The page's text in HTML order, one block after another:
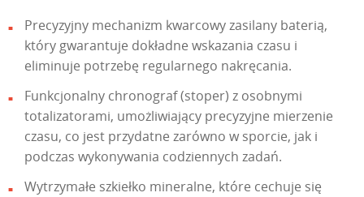
Precyzyjny mechanizm kwarcowy zasilany baterią,
który gwarantuje dokładne wskazania czasu i
eliminuje potrzebę regularnego nakręcania.
Funkcjonalny chronograf (stoper) z osobnymi
totalizatorami, umożliwiający precyzyjne mierzenie
czasu, co jest przydatne zarówno w sporcie, jak i
podczas wykonywania codziennych zadań.
Wytrzymałe szkiełko mineralne, które cechuje się